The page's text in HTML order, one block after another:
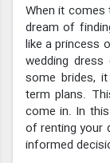
When it comes
dream of
like a princess
wedding
some brides,
term plans.
come in. In
of renting your
informed